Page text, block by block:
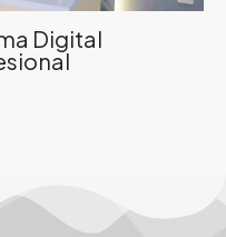
Digital